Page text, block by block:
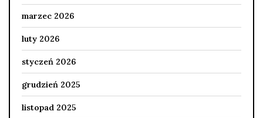
marzec 2026
luty 2026
styczeń 2026
grudzień 2025
listopad 2025